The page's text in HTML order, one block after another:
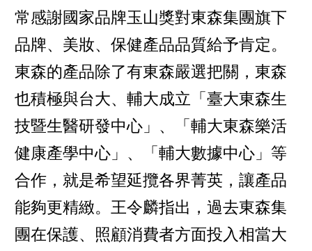
常感謝國家品牌玉山獎對東森集團旗下
品牌、美妝、保健產品品質給予肯定。
東森的產品除了有東森嚴選把關，東森
也積極與台大、輔大成立「臺大東森生
技暨生醫研發中心」、「輔大東森樂活
健康產學中心」、「輔大數據中心」等
合作，就是希望延攬各界菁英，讓產品
能夠更精緻。王令麟指出，過去東森集
團在保護、照顧消費者方面投入相當大